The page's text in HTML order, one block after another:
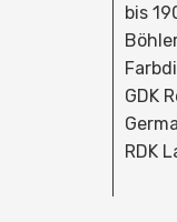
bis
GDK
RDK